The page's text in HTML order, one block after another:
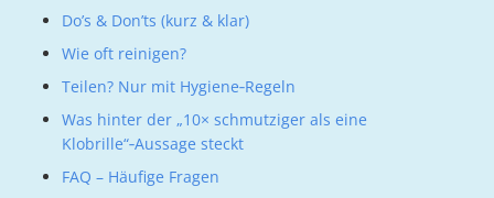
Do’s & Don’ts (kurz & klar)
Wie oft reinigen?
Teilen? Nur mit Hygiene‑Regeln
Was hinter der „10× schmutziger als eine
Klobrille“‑Aussage steckt
FAQ – Häufige Fragen